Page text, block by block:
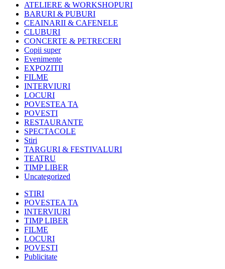
ATELIERE & WORKSHOPURI
BARURI & PUBURI
CEAINARII & CAFENELE
CLUBURI
CONCERTE & PETRECERI
Copii super
Evenimente
EXPOZITII
FILME
INTERVIURI
LOCURI
POVESTEA TA
POVESTI
RESTAURANTE
SPECTACOLE
Stiri
TARGURI & FESTIVALURI
TEATRU
TIMP LIBER
Uncategorized
STIRI
POVESTEA TA
INTERVIURI
TIMP LIBER
FILME
LOCURI
POVESTI
Publicitate